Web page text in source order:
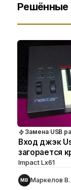
Замена USB
Вход джэк
загорается
Impact Lx61
МВ Маркелов